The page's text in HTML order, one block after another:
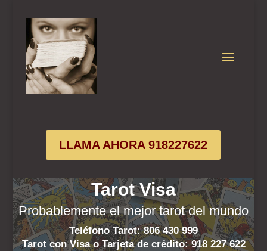
LLAMA AHORA 918227622
Tarot Visa
Probablemente el mejor tarot del mundo
Teléfono Tarot: 806 430 999
Tarot con Visa o Tarjeta de crédito:918 227 622